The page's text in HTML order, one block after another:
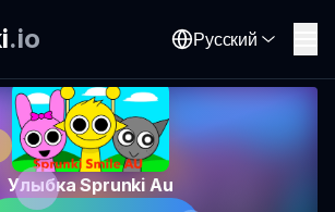
.io Русский
Улыбка Sprunki Au